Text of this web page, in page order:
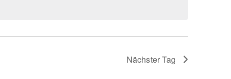
Nächster Tag